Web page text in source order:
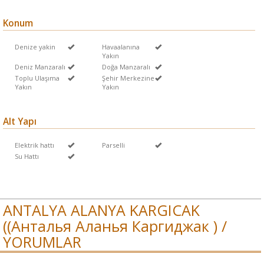
Konum
Denize yakin
Havaalanına
Yakın
Deniz Manzaralı
Doğa Manzaralı
Toplu Ulaşıma
Yakın
Şehir Merkezine
Yakın
Alt Yapı
Elektrik hattı
Parselli
Su Hattı
ANTALYA ALANYA KARGICAK
((Анталья Аланья Каргиджак ) /
YORUMLAR